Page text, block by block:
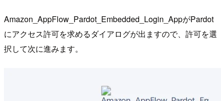
Amazon_AppFlow_Pardot_Embedded_Login_AppがPardot
にアクセス許可を求めるダイアログが出ますので、許可を選
択して次に進みます。